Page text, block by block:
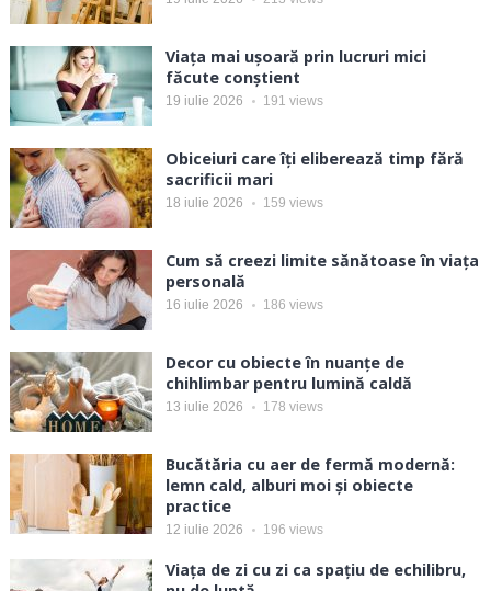
Viața mai ușoară prin lucruri mici
făcute conștient
19 iulie 2026 191 views
Obiceiuri care îți eliberează timp fără
sacrificii mari
18 iulie 2026 159 views
Cum să creezi limite sănătoase în viața
personală
16 iulie 2026 186 views
Decor cu obiecte în nuanțe de
chihlimbar pentru lumină caldă
13 iulie 2026 178 views
Bucătăria cu aer de fermă modernă:
lemn cald, alburi moi și obiecte
practice
12 iulie 2026 196 views
Viața de zi cu zi ca spațiu de echilibru,